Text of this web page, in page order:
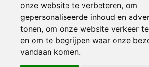
onze website te verbeteren, om
gepersonaliseerde inhoud en
tonen, om onze website verkeer
en om te begrijpen waar onze
vandaan komen.
Inloggen